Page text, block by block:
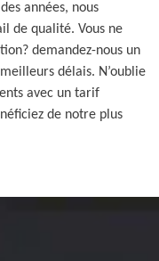
années, nous
de qualité. Vous ne
demandez-nous un
délais. N’oublie
avec un tarif
de notre plus